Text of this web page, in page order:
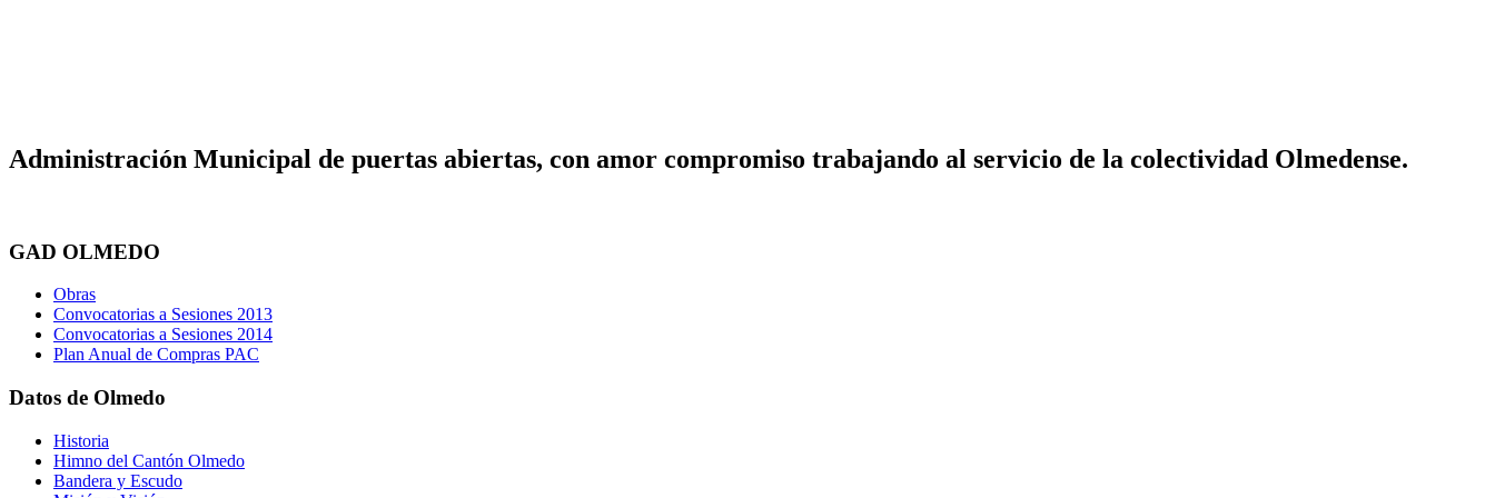
Administración Municipal de puertas abiertas, con amor compromiso trabajando al servicio de la colectividad Olmedense.
GAD OLMEDO
Obras
Convocatorias a Sesiones 2013
Convocatorias a Sesiones 2014
Plan Anual de Compras PAC
Datos de Olmedo
Historia
Himno del Cantón Olmedo
Bandera y Escudo